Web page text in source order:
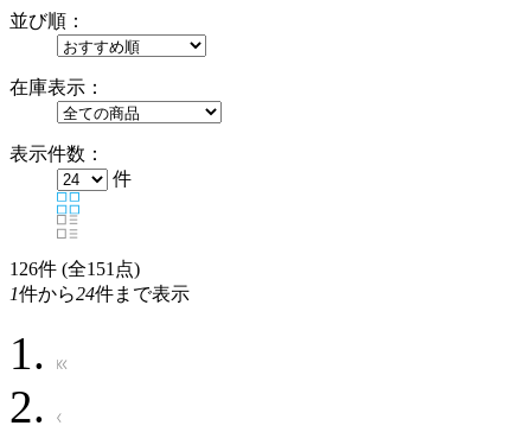
並び順：
在庫表示：
表示件数：
件
126件 (全151点)
1件から24件まで表示